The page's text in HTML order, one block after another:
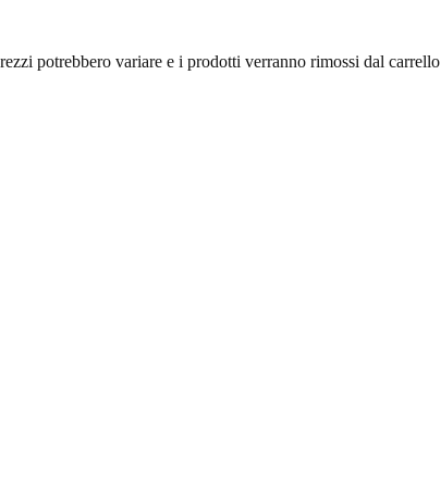
potrebbero variare e i prodotti verranno rimossi dal carrello